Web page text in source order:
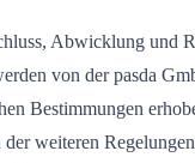
Abwicklung und
von der pasda
Bestimmungen
weiteren